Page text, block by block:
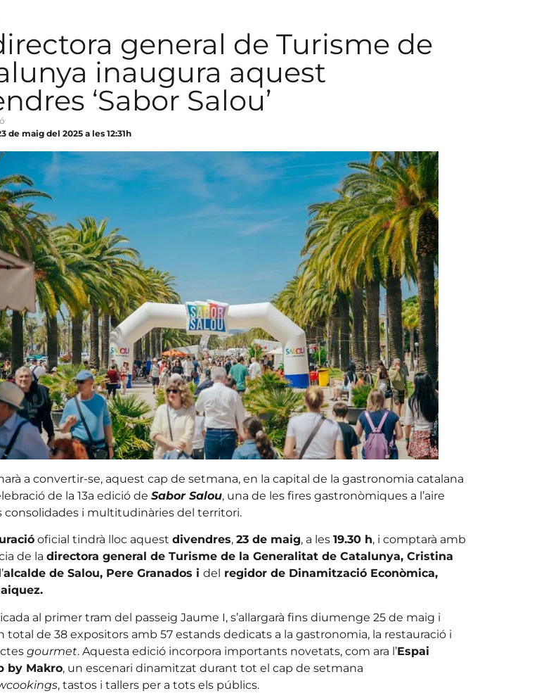
general de Turisme de
inaugura aquest
‘Sabor Salou’
de maig del 2025 a les 12:31h
a convertir-se, aquest cap de setmana, en la capital de la gastronomia catalana
de la 13a edició de Sabor Salou, una de les fires gastronòmiques a l’aire
consolidades i multitudinàries del territori.
oficial tindrà lloc aquest divendres, 23 de maig, a les 19.30 h, i comptarà amb
de la directora general de Turisme de la Generalitat de Catalunya, Cristina
alcalde de Salou, Pere Granados i del regidor de Dinamització Econòmica,
al primer tram del passeig Jaume I, s’allargarà fins diumenge 25 de maig i
total de 38 expositors amb 57 estands dedicats a la gastronomia, la restauració i
gourmet. Aquesta edició incorpora importants novetats, com ara l’Espai
by Makro, un escenari dinamitzat durant tot el cap de setmana
, tastos i tallers per a tots els públics.